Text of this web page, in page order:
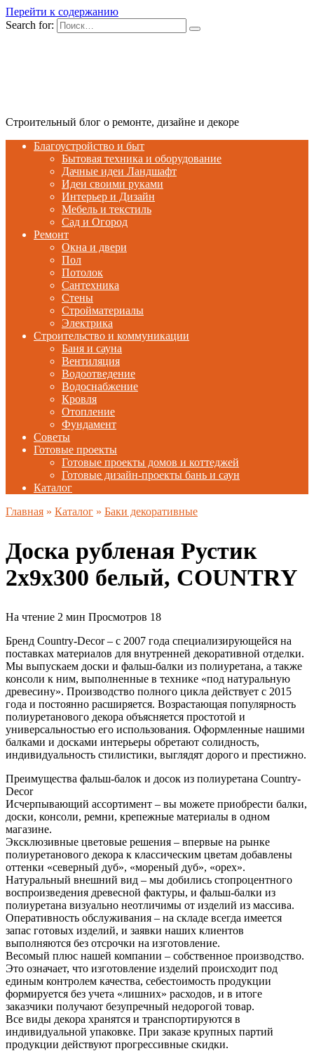
Перейти к содержанию
Search for:
Строительный блог о ремонте, дизайне и декоре
Благоустройство и быт
Бытовая техника и оборудование
Дачные идеи Ландшафт
Идеи своими руками
Интерьер и Дизайн
Мебель и текстиль
Сад и Огород
Ремонт
Окна и двери
Пол
Потолок
Сантехника
Стены
Стройматериалы
Электрика
Строительство и коммуникации
Баня и сауна
Вентиляция
Водоотведение
Водоснабжение
Кровля
Отопление
Фундамент
Советы
Готовые проекты
Готовые проекты домов и коттеджей
Готовые дизайн-проекты бань и саун
Каталог
Главная » Каталог » Баки декоративные
Доска рубленая Рустик
2х9х300 белый, COUNTRY
На чтение 2 мин Просмотров 18
Бренд Country-Decor – с 2007 года специализирующейся на
поставках материалов для внутренней декоративной отделки.
Мы выпускаем доски и фальш-балки из полиуретана, а также
консоли к ним, выполненные в технике «под натуральную
древесину». Производство полного цикла действует с 2015
года и постоянно расширяется. Возрастающая популярность
полиуретанового декора объясняется простотой и
универсальностью его использования. Оформленные нашими
балками и досками интерьеры обретают солидность,
индивидуальность стилистики, выглядят дорого и престижно.
Преимущества фальш-балок и досок из полиуретана Country-
Decor
Исчерпывающий ассортимент – вы можете приобрести балки,
доски, консоли, ремни, крепежные материалы в одном
магазине.
Эксклюзивные цветовые решения – впервые на рынке
полиуретанового декора к классическим цветам добавлены
оттенки «северный дуб», «мореный дуб», «орех».
Натуральный внешний вид – мы добились стопроцентного
воспроизведения древесной фактуры, и фальш-балки из
полиуретана визуально неотличимы от изделий из массива.
Оперативность обслуживания – на складе всегда имеется
запас готовых изделий, и заявки наших клиентов
выполняются без отсрочки на изготовление.
Весомый плюс нашей компании – собственное производство.
Это означает, что изготовление изделий происходит под
единым контролем качества, себестоимость продукции
формируется без учета «лишних» расходов, и в итоге
заказчики получают безупречный недорогой товар.
Все виды декора хранятся и транспортируются в
индивидуальной упаковке. При заказе крупных партий
продукции действуют прогрессивные скидки.